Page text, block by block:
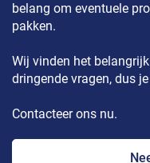
belang om eventuele
pakken.
Wij vinden het
dringende vragen, dus
Contacteer ons nu.